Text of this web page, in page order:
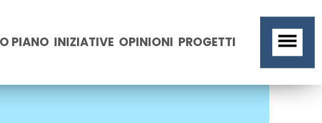
PIANO INIZIATIVE OPINIONI PROGETTI